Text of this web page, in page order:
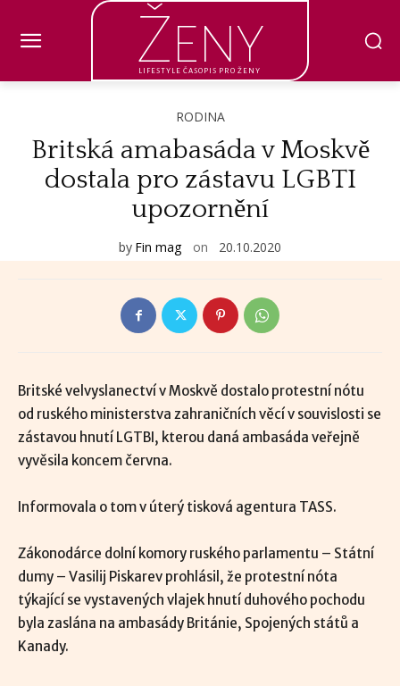
Ženy
LIFESTYLE ČASOPIS PRO ŽENY
RODINA
Britská amabasáda v Moskvě
dostala pro zástavu LGBTI
upozornění
by Fin mag on 20.10.2020
Britské velvyslanectví v Moskvě dostalo protestní nótu
od ruského ministerstva zahraničních věcí v souvislosti se
zástavou hnutí LGTBI, kterou daná ambasáda veřejně
vyvěsila koncem června.
Informovala o tom v úterý tisková agentura TASS.
Zákonodárce dolní komory ruského parlamentu – Státní
dumy – Vasilij Piskarev prohlásil, že protestní nóta
týkající se vystavených vlajek hnutí duhového pochodu
byla zaslána na ambasády Británie, Spojených států a
Kanady.